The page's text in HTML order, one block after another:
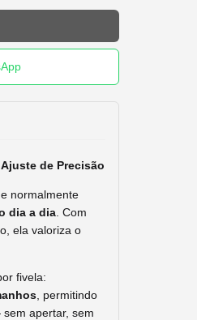
de Precisão
normalmente
dia a dia . Com
ela valoriza o
fivela:
, permitindo
apertar, sem